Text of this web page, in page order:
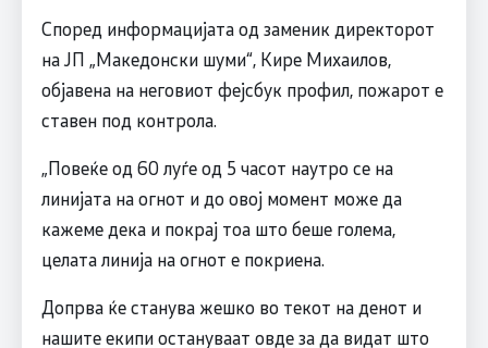
Според информацијата од заменик директорот
на ЈП „Македонски шуми“, Кире Михаилов,
објавена на неговиот фејсбук профил, пожарот е
ставен под контрола.
„Повеќе од 60 луѓе од 5 часот наутро се на
линијата на огнот и до овој момент може да
кажеме дека и покрај тоа што беше голема,
целата линија на огнот е покриена.
Допрва ќе станува жешко во текот на денот и
нашите екипи остануваат овде за да видат што